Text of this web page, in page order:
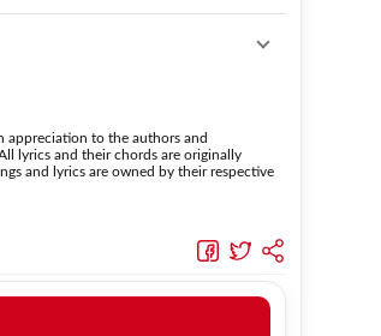
appreciation to the authors and
lyrics and their chords are originally
and lyrics are owned by their respective